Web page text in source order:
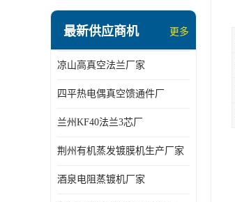
最新供应商机 更多
凉山高真空法兰厂家
四平热电偶真空馈通件厂
兰州KF40法兰3芯厂
荆州有机蒸发镀膜机生产厂家
酒泉电阻蒸镀机厂家